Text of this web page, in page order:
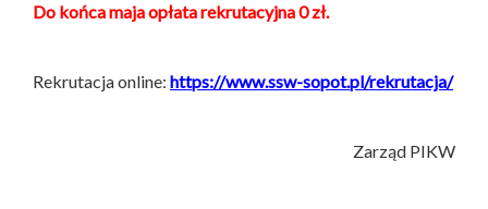
Do końca maja opłata rekrutacyjna 0 zł.
Rekrutacja online: https://www.ssw-sopot.pl/rekrutacja/
Zarząd PIKW